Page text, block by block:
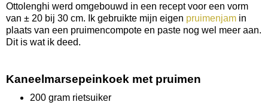
Ottolenghi werd omgebouwd in een recept voor een vorm
van ± 20 bij 30 cm. Ik gebruikte mijn eigen pruimenjam in
plaats van een pruimencompote en paste nog wel meer aan.
Dit is wat ik deed.
Kaneelmarsepeinkoek met pruimen
200 gram rietsuiker